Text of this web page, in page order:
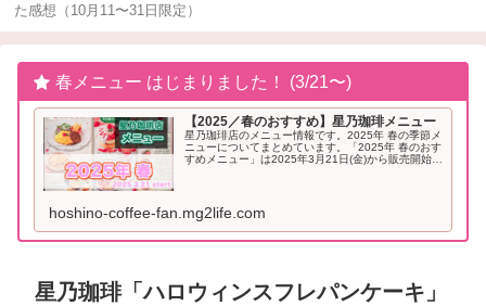
た感想（10月11〜31日限定）
春メニュー はじまりました！ (3/21〜)
【2025／春のおすすめ】星乃珈琲メニュー
星乃珈琲店のメニュー情報です。2025年 春の季節メ
ニューについてまとめています。「2025年 春のおす
すめメニュー」は2025年3月21日(金)から販売開始と
hoshino-coffee-fan.mg2life.com
星乃珈琲「ハロウィンスフレパンケーキ」